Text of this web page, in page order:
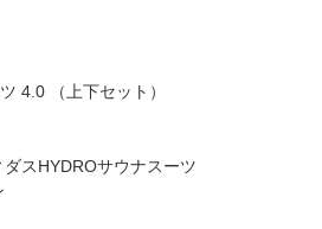
4.0 （上下セット）
スHYDROサウナスーツ